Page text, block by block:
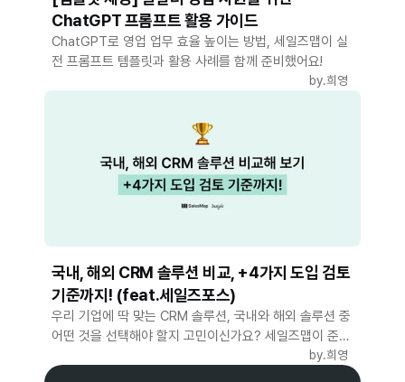
ChatGPT 프롬프트 활용 가이드
ChatGPT로 영업 업무 효율 높이는 방법, 세일즈맵이 실
전 프롬프트 템플릿과 활용 사례를 함께 준비했어요!
by.희영
국내, 해외 CRM 솔루션 비교, +4가지 도입 검토
기준까지! (feat.세일즈포스)
우리 기업에 딱 맞는 CRM 솔루션, 국내와 해외 솔루션 중
어떤 것을 선택해야 할지 고민이신가요? 세일즈맵이 준비
한 대표 CRM 솔루션 비교 분석 콘텐츠를 통해 알아보세
by.희영